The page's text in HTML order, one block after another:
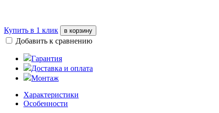
Купить в 1 клик в корзину
Добавить к сравнению
Гарантия
Доставка и оплата
Монтаж
Характеристики
Особенности